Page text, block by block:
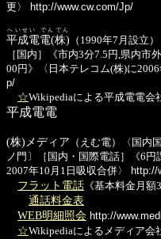
更〉
http://www.cw.com/Jp/
平成電電(株)
へいせい でんでん
（1990年7月設立
［国内］《市内3分7.5円,県内市
00円》〈日本テレコム(株)に2006
p/
☆Wikipediaによる平成電電会
平成電電
(株)メディア （えむ電）〈国内
ノ門〕［国内・国際電話］《6
2007年10月1日吸収合併〉
http://
フラット電話 《基本料金月
通話料金表
WEB明細照会 http://
☆Wikipediaによるメディア会